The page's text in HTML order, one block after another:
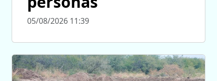
05/08/2026 11:39